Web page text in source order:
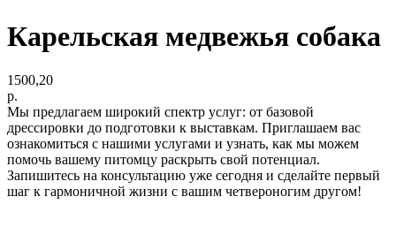
Карельская медвежья собака
1500,20
р.
Мы предлагаем широкий спектр услуг: от базовой
дрессировки до подготовки к выставкам. Приглашаем вас
ознакомиться с нашими услугами и узнать, как мы можем
помочь вашему питомцу раскрыть свой потенциал.
Запишитесь на консультацию уже сегодня и сделайте первый
шаг к гармоничной жизни с вашим четвероногим другом!